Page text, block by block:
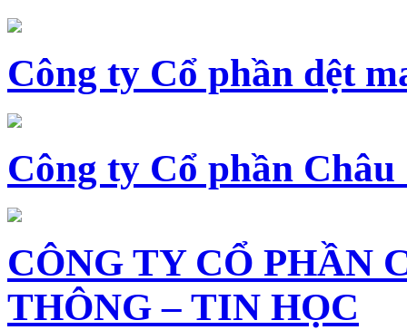
Công ty Cổ phần dệt
Công ty Cổ phần Châu
CÔNG TY CỔ PHẦN
THÔNG – TIN HỌC